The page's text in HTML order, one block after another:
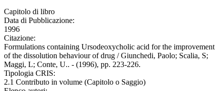
Capitolo di libro
Data di Pubblicazione:
1996
Citazione:
Formulations containing Ursodeoxycholic acid for the improvement
of the dissolution behaviour of drug / Giunchedi, Paolo; Scalia, S;
Maggi, L; Conte, U.. - (1996), pp. 223-226.
Tipologia CRIS:
2.1 Contributo in volume (Capitolo o Saggio)